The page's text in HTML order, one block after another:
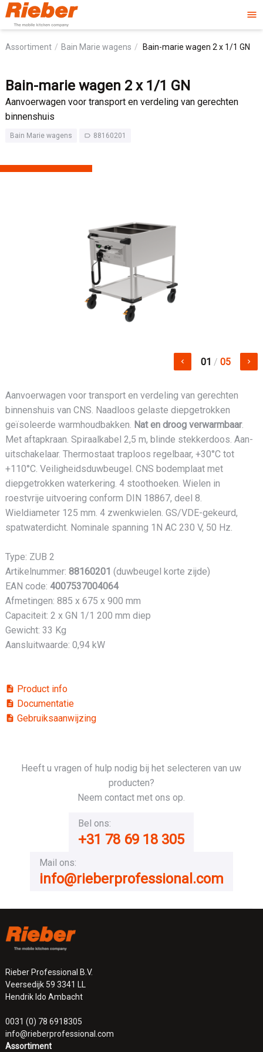
menu
Assortiment Bain Marie wagens Bain-marie wagen 2 x 1/1 GN
Bain-marie wagen 2 x 1/1 GN
Aanvoerwagen voor transport en verdeling van gerechten
binnenshuis
Bain Marie wagens label_outline 88160201
keyboard_arrow_left 01 / 05 keyboard_arrow_right
Aanvoerwagen voor transport en verdeling van gerechten
binnenshuis van CNS. Naadloos gelaste diepgetrokken
geïsoleerde warmhoudbakken. Nat en droog verwarmbaar.
Met aftapkraan. Spiraalkabel 2,5 m, blinde stekkerdoos. Aan-
uitschakelaar. Thermostaat traploos regelbaar, +30°C tot
+110°C. Veiligheidsduwbeugel. CNS bodemplaat met
diepgetrokken waterkering. 4 stoothoeken. Wielen in
roestvrije uitvoering conform DIN 18867, deel 8.
Wieldiameter 125 mm. 4 zwenkwielen. GS/VDE-gekeurd,
spatwaterdicht. Nominale spanning 1N AC 230 V, 50 Hz.
Type: ZUB 2
Artikelnummer: 88160201 (duwbeugel korte zijde)
EAN code: 4007537004064
Afmetingen: 885 x 675 x 900 mm
Capaciteit: 2 x GN 1/1 200 mm diep
Gewicht: 33 Kg
Aansluitwaarde: 0,94 kW
description Product info
description Documentatie
description Gebruiksaanwijzing
Heeft u vragen of hulp nodig bij het selecteren van uw
producten?
Neem contact met ons op.
Bel ons:
+31 78 69 18 305
Mail ons:
info@rieberprofessional.com
Rieber Professional B.V.
Veersedijk 59 3341 LL
Hendrik Ido Ambacht
0031 (0) 78 6918305
info@rieberprofessional.com
Assortiment